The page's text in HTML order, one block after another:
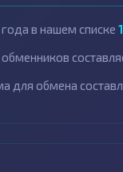
года в нашем списке
для обмена